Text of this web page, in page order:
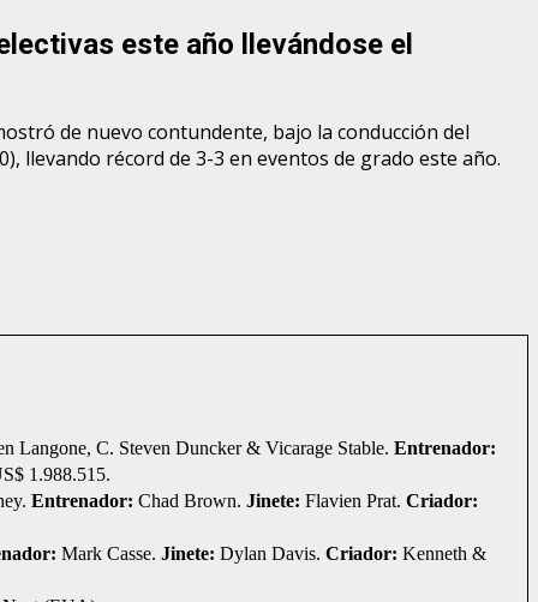
este año llevándose el
de nuevo contundente, bajo la conducción del
llevando récord de 3-3 en eventos de grado este año.
Langone, C. Steven Duncker & Vicarage Stable. Entrenador:
1.988.515.
Entrenador: Chad Brown. Jinete: Flavien Prat. Criador:
Mark Casse. Jinete: Dylan Davis. Criador: Kenneth &